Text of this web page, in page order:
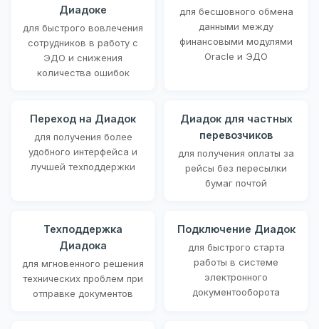
Диадоке
для быстрого вовлечения
сотрудников в работу с
ЭДО и снижения
количества ошибок
для бесшовного обмена
данными между
финансовыми модулями
Oracle и ЭДО
Переход на Диадок
для получения более
удобного интерфейса и
лучшей техподдержки
Диадок для частных
перевозчиков
для получения оплаты за
рейсы без пересылки
бумаг почтой
Техподдержка
Диадока
для мгновенного решения
технических проблем при
отправке документов
Подключение Диадок
для быстрого старта
работы в системе
электронного
документооборота